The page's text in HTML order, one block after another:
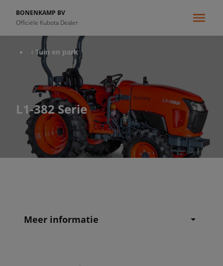
BONENKAMP BV
Officiële Kubota Dealer
‹ Tuin en park
L1-382 Serie
Meer informatie